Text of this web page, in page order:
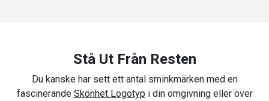
Stå Ut Från Resten
Du kanske har sett ett antal sminkmärken med en
fascinerande Skönhet Logotyp i din omgivning eller över